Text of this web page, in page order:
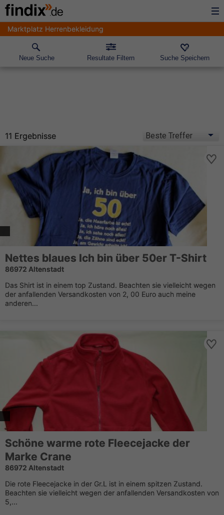
Marktplatz Herrenbekleidung
Neue Suche Resultate Filtern Suche Speichern
11 Ergebnisse
Nettes blaues Ich bin über 50er T-Shirt
86972 Altenstadt
Das Shirt ist in einem top Zustand. Beachten sie vielleicht wegen
der anfallenden Versandkosten von 2, 00 Euro auch meine
anderen...
Schöne warme rote Fleecejacke der
Marke Crane
86972 Altenstadt
Die rote Fleecejacke in der Gr.L ist in einem spitzen Zustand.
Beachten sie vielleicht wegen der anfallenden Versandkosten von
5,...